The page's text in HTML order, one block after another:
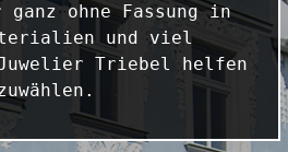
ohne Fassung in
und viel
Juwelier Triebel helfen